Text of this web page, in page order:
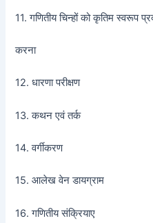
11. गणितीय चिन्हों को कृतिम स्वरूप
करना
12. धारणा परीक्षण
13. कथन एवं तर्क
14. वर्गीकरण
15. आलेख वेन डायग्राम
16. गणितीय संक्रियाए